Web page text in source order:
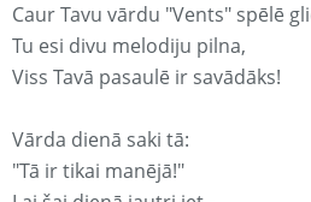
Caur Tavu vārdu "Vents" spēlē
Tu esi divu melodiju pilna,
Viss Tavā pasaulē ir savādāks!
Vārda dienā saki tā:
"Tā ir tikai manējā!"